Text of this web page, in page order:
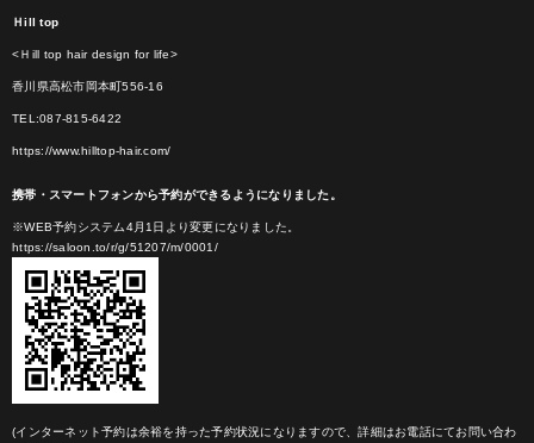
Ｈill top
<Ｈill top hair design for life>
香川県高松市岡本町556-16
TEL:087-815-6422
https://www.hilltop-hair.com/
携帯・スマートフォンから予約ができるようになりました。
※WEB予約システム4月1日より変更になりました。
https://saloon.to/r/g/51207/m/0001/
(インターネット予約は余裕を持った予約状況になりますので、詳細はお電話にてお問い合わ